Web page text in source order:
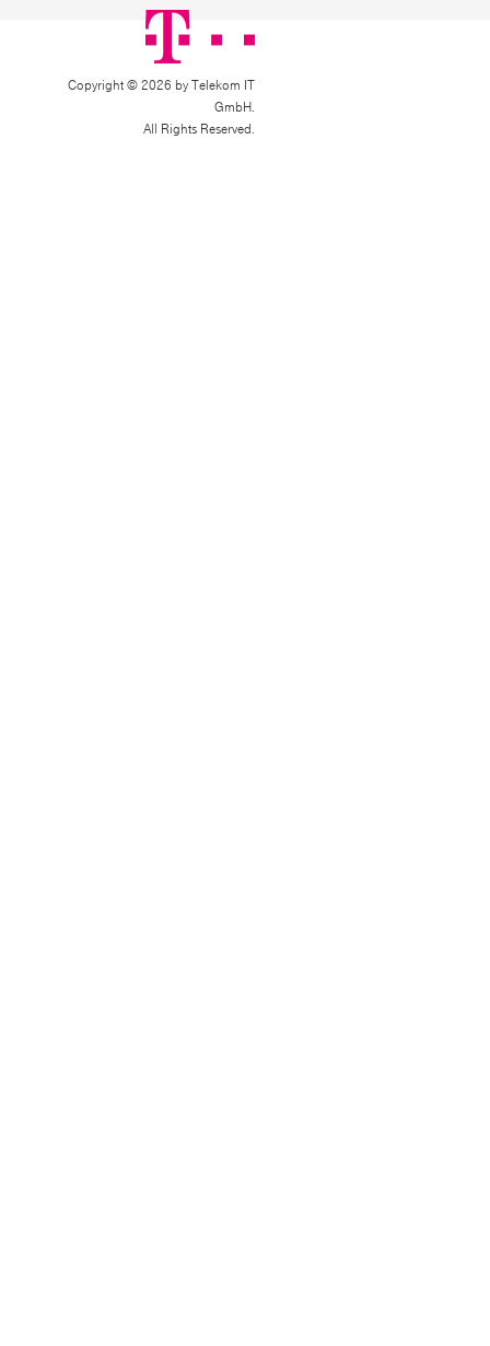
Copyright © 2026 by Telekom IT
GmbH.
All Rights Reserved.